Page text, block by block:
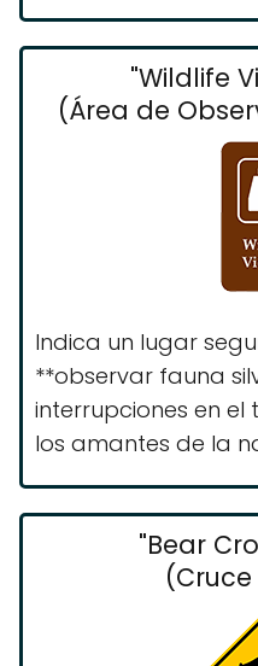
"Wildlife
(Área de
Indica un lugar
**observar fauna
interrupciones en el
los amantes de la
"Bear